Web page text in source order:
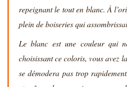
repeignant le tout en blanc. À
plein de boiseries qui
Le blanc est une couleur qui
choisissant ce coloris, vous avez
se démodera pas trop